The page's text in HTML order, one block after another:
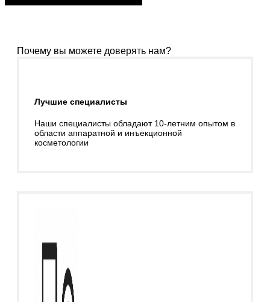
Почему вы можете доверять нам?
Лучшие специалисты
Наши специалисты обладают 10-летним опытом в
области аппаратной и инъекционной
косметологии